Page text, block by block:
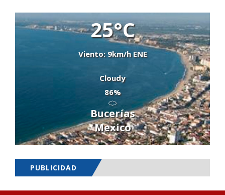
25°C
Viento: 9km/h ENE
Cloudy
86%
Bucerías
Mexico
PUBLICIDAD